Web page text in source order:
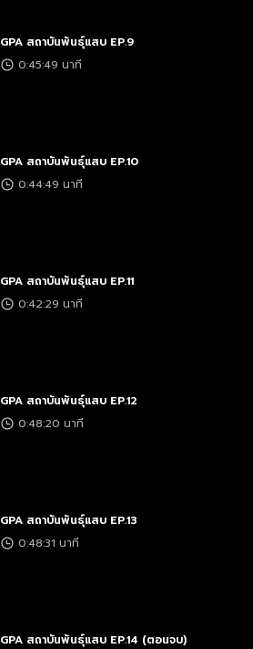
GPA สถาบันพันธุ์แสบ EP.9
0:45:49 นาที
GPA สถาบันพันธุ์แสบ EP.10
0:44:49 นาที
GPA สถาบันพันธุ์แสบ EP.11
0:42:29 นาที
GPA สถาบันพันธุ์แสบ EP.12
0:48:20 นาที
GPA สถาบันพันธุ์แสบ EP.13
0:48:31 นาที
GPA สถาบันพันธุ์แสบ EP.14 (ตอนจบ)